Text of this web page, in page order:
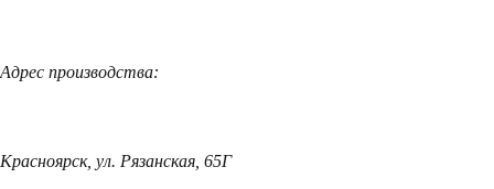
Адрес производства:
Красноярск, ул. Рязанская, 65Г